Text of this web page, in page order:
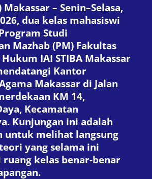
Makassar – Senin–Selasa,
dua kelas mahasiswi
Studi
Mazhab (PM) Fakultas
IAI STIBA Makassar
Kantor
Makassar di Jalan
KM 14,
Kecamatan
Kunjungan ini adalah
untuk melihat langsung
yang selama ini
kelas benar-benar